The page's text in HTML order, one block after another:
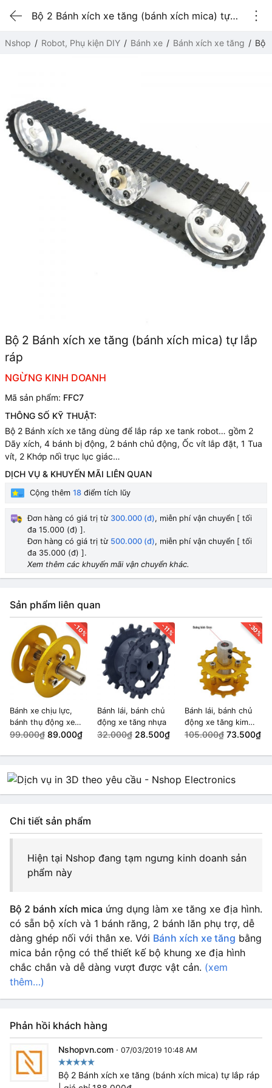
Bộ 2 Bánh xích xe tăng (bánh xích mica) tự lắp ráp
Nshop Robot, Phụ kiện DIY Bánh xe Bánh xích xe tăng Bộ
Bộ 2 Bánh xích xe tăng (bánh xích mica) tự lắp
ráp
NGỪNG KINH DOANH
Mã sản phẩm: FFC7
THÔNG SỐ KỸ THUẬT:
Bộ 2 Bánh xích xe tăng dùng để lắp ráp xe tank robot… gồm 2
Dãy xích, 4 bánh bị động, 2 bánh chủ động, Ốc vít lắp đặt, 1 Tua
vít, 2 Khớp nối trục lục giác…
DỊCH VỤ & KHUYẾN MÃI LIÊN QUAN
Cộng thêm 18 điểm tích lũy
Đơn hàng có giá trị từ 300.000 (đ), miễn phí vận chuyển [ tối
đa 15.000 (đ) ].
Đơn hàng có giá trị từ 500.000 (đ), miễn phí vận chuyển [ tối
đa 35.000 (đ) ].
Xem thêm các khuyến mãi vận chuyển khác.
Sản phẩm liên quan
-10%
Bánh xe chịu lực,
bánh thụ động xe
tăng robot
99.000₫ 89.000₫
-11%
Bánh lái, bánh chủ
động xe tăng nhựa
32.000₫ 28.500₫
-30%
Bánh lái, bánh chủ
động xe tăng kim
loại Trục 6mm
105.000₫ 73.500₫
Chi tiết sản phẩm
Hiện tại Nshop đang tạm ngưng kinh doanh sản
phẩm này
Bộ 2 bánh xích mica ứng dụng làm xe tăng xe địa hình.
có sẵn bộ xích và 1 bánh răng, 2 bánh lăn phụ trợ, dễ
dàng ghép nối với thân xe. Với Bánh xích xe tăng bằng
mica bản rộng có thể thiết kế bộ khung xe địa hình
chắc chắn và dễ dàng vượt được vật cản. (xem
thêm…)
Phản hồi khách hàng
Nshopvn.com · 07/03/2019 10:48 AM
Bộ 2 Bánh xích xe tăng (bánh xích mica) tự lắp ráp